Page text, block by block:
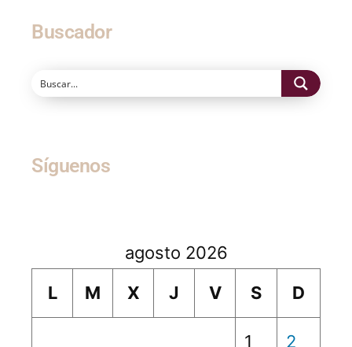
Buscador
Síguenos
agosto 2026
L
M X J V S D
1 2